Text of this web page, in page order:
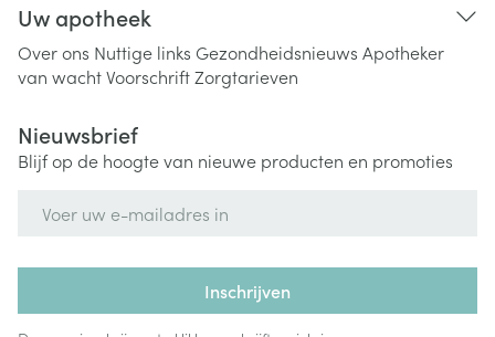
Uw apotheek
Over ons Nuttige links Gezondheidsnieuws Apotheker
van wachtVoorschriftZorgtarieven
Nieuwsbrief
Blijf op de hoogte van nieuwe producten en promoties
Inschrijven